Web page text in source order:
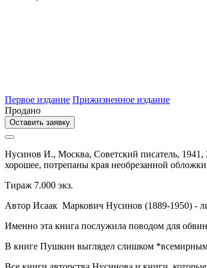
Первое издание Прижизненное издание
Продано
Оставить заявку
Нусинов И., Москва, Советский писатель, 1941,
хорошее, потрепаны края необрезанной
Тираж 7.000 экз.
Автор Исаак Маркович Нусинов (1889-1950) -
Именно эта книга послужила поводом для
В книге Пушкин выглядел слишком